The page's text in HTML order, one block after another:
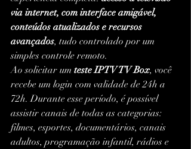
via internet, com interface amigável,
conteúdos atualizados e recursos
avançados, tudo controlado por um
simples controle remoto.
Ao solicitar um teste IPTV TV Box, você
recebe um login com validade de 24h a
72h. Durante esse período, é possível
assistir canais de todas as categorias:
filmes, esportes, documentários, canais
adultos, programação infantil, rádios e